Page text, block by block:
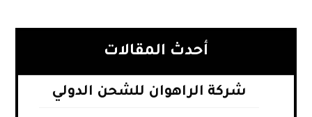
أحدث المقالات
شركة الراهوان للشحن الدولي